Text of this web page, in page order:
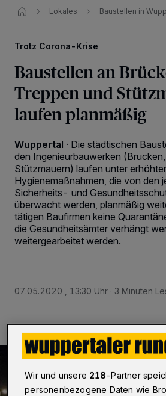
Lokales Baustellen in
Trotz Corona-Krise
Baustellen an
Treppen und
laufen planmäßig
Wuppertal · Die städtischen
den Ingenieurbauwerken
Stützmauern) laufen unter
Hygienemaßnahmen, die von den
Sicherheits- und
überwacht werden, planmäßig
tätigen Baufirmen keine
die Gesundheitsämter verhängt
weitergearbeitet werden.
07.05.2020 , 13:30 Uhr 3 Minuten
Wir und unsere 218-Partner
personenbezogene Daten wie